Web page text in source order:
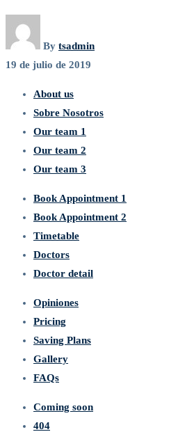
By tsadmin
19 de julio de 2019
About us
Sobre Nosotros
Our team 1
Our team 2
Our team 3
Book Appointment 1
Book Appointment 2
Timetable
Doctors
Doctor detail
Opiniones
Pricing
Saving Plans
Gallery
FAQs
Coming soon
404